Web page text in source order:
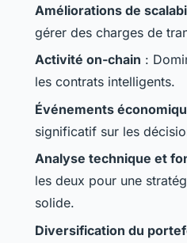
Améliorations de
gérer des charges de
Activité on-chain :
les contrats intelligents.
Événements
significatif sur les
Analyse technique et
les deux pour une
solide.
Diversification du